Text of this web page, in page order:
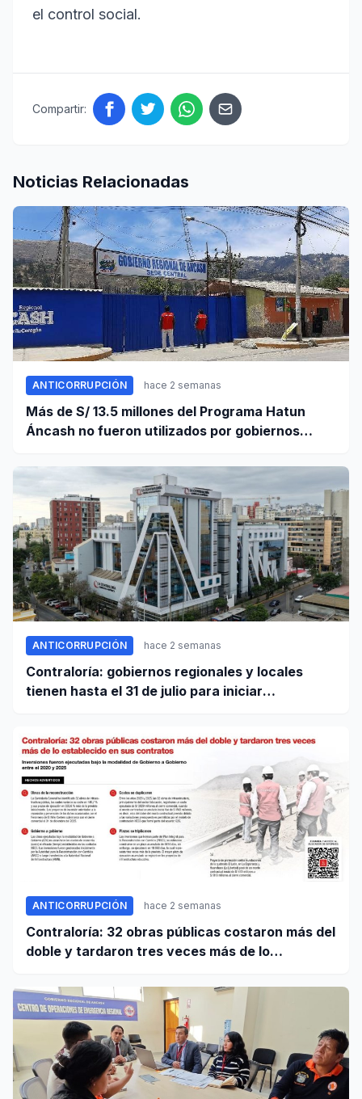
el control social.
Compartir:
Noticias Relacionadas
ANTICORRUPCIÓN hace 2 semanas
Más de S/ 13.5 millones del Programa Hatun
Áncash no fueron utilizados por gobiernos
ANTICORRUPCIÓN hace 2 semanas
Contraloría: gobiernos regionales y locales
tienen hasta el 31 de julio para iniciar
ANTICORRUPCIÓN hace 2 semanas
Contraloría: 32 obras públicas costaron más del
doble y tardaron tres veces más de lo